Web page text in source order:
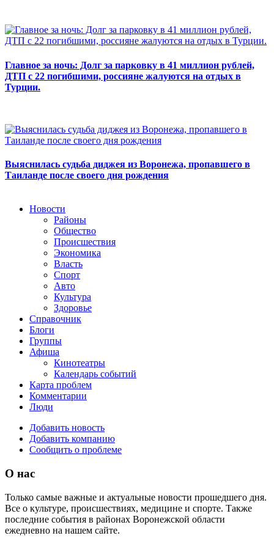
Главное за ночь: Долг за парковку в 41 миллион рублей,
ДТП с 22 погибшими, россияне жалуются на отдых в
Турции.
Выяснилась судьба диджея из Воронежа, пропавшего в
Таиланде после своего дня рождения
Новости
Районы
Общество
Происшествия
Экономика
Власть
Спорт
Авто
Культура
Здоровье
Справочник
Блоги
Группы
Афиша
Кинотеатры
Календарь событий
Карта проблем
Комментарии
Люди
Добавить новость
Добавить компанию
Сообщить о проблеме
О нас
Только самые важные и актуальные новости прошедшего дня.
Все о культуре, происшествиях, медицине и спорте. Также
последние события в районах Воронежской области
ежедневно на нашем сайте.